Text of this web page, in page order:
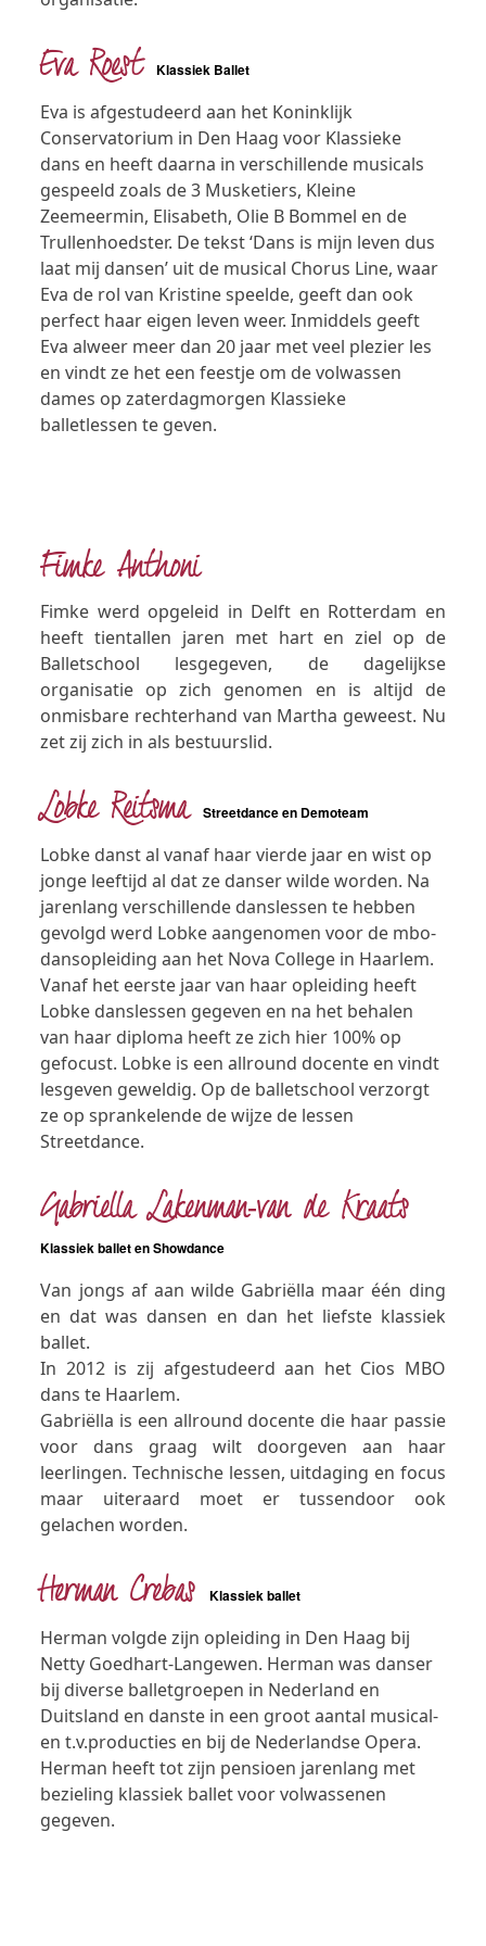
Eva RoestKlassiek Ballet
Eva is afgestudeerd aan het Koninklijk
Conservatorium in Den Haag voor Klassieke
dans en heeft daarna in verschillende musicals
gespeeld zoals de 3 Musketiers, Kleine
Zeemeermin, Elisabeth, Olie B Bommel en de
Trullenhoedster. De tekst ‘Dans is mijn leven dus
laat mij dansen’ uit de musical Chorus Line, waar
Eva de rol van Kristine speelde, geeft dan ook
perfect haar eigen leven weer. Inmiddels geeft
Eva alweer meer dan 20 jaar met veel plezier les
en vindt ze het een feestje om de volwassen
dames op zaterdagmorgen Klassieke
balletlessen te geven.
Fimke Anthoni
Fimke werd opgeleid in Delft en Rotterdam en
heeft tientallen jaren met hart en ziel op de
Balletschool lesgegeven, de dagelijkse
organisatie op zich genomen en is altijd de
onmisbare rechterhand van Martha geweest. Nu
zet zij zich in als bestuurslid.
Lobke ReitsmaStreetdance en Demoteam
Lobke danst al vanaf haar vierde jaar en wist op
jonge leeftijd al dat ze danser wilde worden. Na
jarenlang verschillende danslessen te hebben
gevolgd werd Lobke aangenomen voor de mbo-
dansopleiding aan het Nova College in Haarlem.
Vanaf het eerste jaar van haar opleiding heeft
Lobke danslessen gegeven en na het behalen
van haar diploma heeft ze zich hier 100% op
gefocust. Lobke is een allround docente en vindt
lesgeven geweldig. Op de balletschool verzorgt
ze op sprankelende de wijze de lessen
Streetdance.
Gabriella Lakenman-van de Kraats
Klassiek ballet en Showdance
Van jongs af aan wilde Gabriëlla maar één ding
en dat was dansen en dan het liefste klassiek
ballet.
In 2012 is zij afgestudeerd aan het Cios MBO
dans te Haarlem.
Gabriëlla is een allround docente die haar passie
voor dans graag wilt doorgeven aan haar
leerlingen. Technische lessen, uitdaging en focus
maar uiteraard moet er tussendoor ook
gelachen worden.
Herman CrebasKlassiek ballet
Herman volgde zijn opleiding in Den Haag bij
Netty Goedhart-Langewen. Herman was danser
bij diverse balletgroepen in Nederland en
Duitsland en danste in een groot aantal musical-
en t.v.producties en bij de Nederlandse Opera.
Herman heeft tot zijn pensioen jarenlang met
bezieling klassiek ballet voor volwassenen
gegeven.